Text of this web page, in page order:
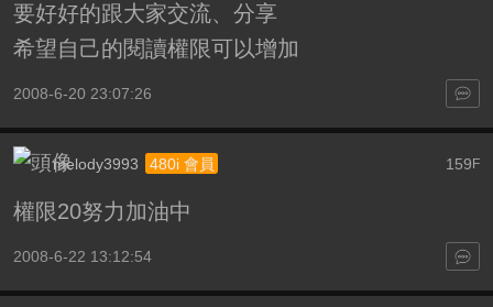
要好好的跟大家交流、分享
希望自己的閱讀權限可以增加
2008-6-20 23:07:26
159F
melody3993 480i 會員
權限20努力加油中
2008-6-22 13:12:54